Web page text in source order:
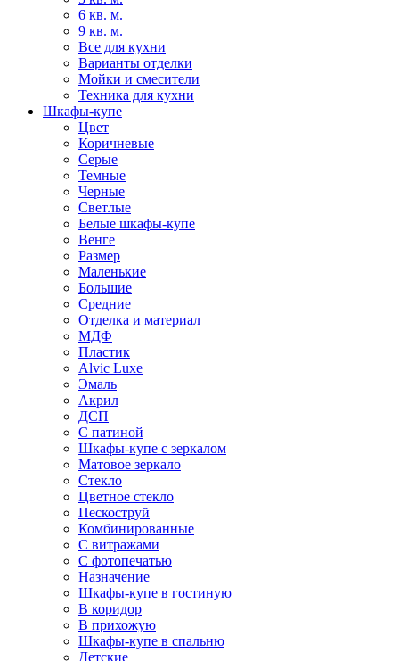
6 кв. м.
9 кв. м.
Все для кухни
Варианты отделки
Мойки и смесители
Техника для кухни
Шкафы-купе
Цвет
Коричневые
Серые
Темные
Черные
Светлые
Белые шкафы-купе
Венге
Размер
Маленькие
Большие
Средние
Отделка и материал
МДФ
Пластик
Alvic Luxe
Эмаль
Акрил
ДСП
С патиной
Шкафы-купе с зеркалом
Матовое зеркало
Стекло
Цветное стекло
Пескоструй
Комбинированные
С витражами
С фотопечатью
Назначение
Шкафы-купе в гостиную
В коридор
В прихожую
Шкафы-купе в спальню
Детские